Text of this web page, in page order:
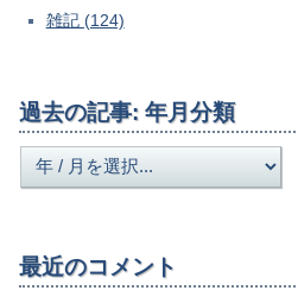
雑記 (124)
過去の記事: 年月分類
最近のコメント